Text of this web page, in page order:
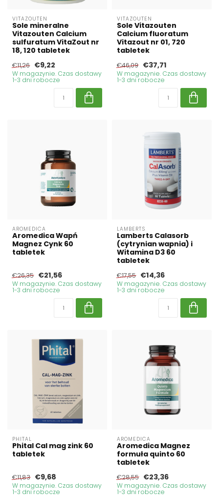
VITAZOUTEN
Sole mineralne
Vitazouten Calcium
sulfuratum VitaZout nr
18, 120 tabletek
€11,26 €9,22
W magazynie. Czas dostawy
1-3 dni robocze
VITAZOUTEN
Sole Vitazouten
Calcium fluoratum
Vitazout nr 01, 720
tabletek
€46,09 €37,71
W magazynie. Czas dostawy
1-3 dni robocze
AROMEDICA
Aromedica Wapń
Magnez Cynk 60
tabletek
€26,35 €21,56
W magazynie. Czas dostawy
1-3 dni robocze
LAMBERTS
Lamberts Calasorb
(cytrynian wapnia) i
Witamina D3 60
tabletek
€17,55 €14,36
W magazynie. Czas dostawy
1-3 dni robocze
PHITAL
Phital Cal mag zink 60
tabletek
€11,83 €9,68
W magazynie. Czas dostawy
1-3 dni robocze
AROMEDICA
Aromedica Magnez
formuła quinto 60
tabletek
€28,55 €23,36
W magazynie. Czas dostawy
1-3 dni robocze